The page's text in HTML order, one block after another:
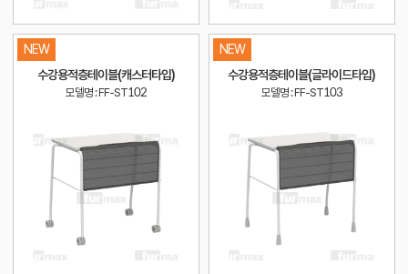
NEW
수강용적층테이블(캐스터타입)
모델명 : FF-ST102
NEW
수강용적층테이블(글라이드타입)
모델명 : FF-ST103